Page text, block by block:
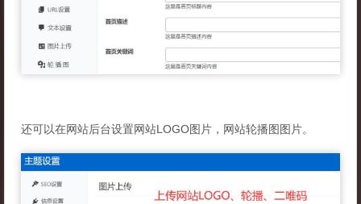
还可以在网站后台设置网站LOGO图片，网站轮播图图片。